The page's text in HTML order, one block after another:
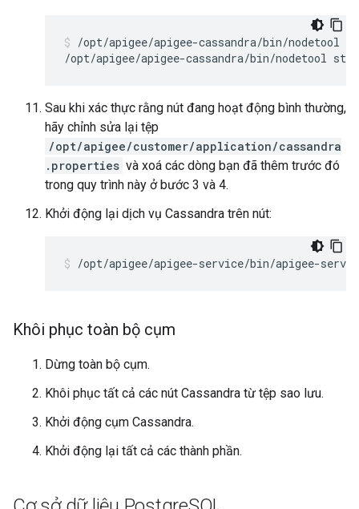
/opt/apigee/apigee-cassandra/bin/nodetool
/opt/apigee/apigee-cassandra/bin/nodetool
Sau khi xác thực rằng nút đang hoạt động bình thường,
hãy chỉnh sửa lại tệp
/opt/apigee/customer/application/cassandra
.properties và xoá các dòng bạn đã thêm trước đó
trong quy trình này ở bước 3 và 4.
Khởi động lại dịch vụ Cassandra trên nút:
/opt/apigee/apigee-service/bin/apigee-
Khôi phục toàn bộ cụm
Dừng toàn bộ cụm.
Khôi phục tất cả các nút Cassandra từ tệp sao lưu.
Khởi động cụm Cassandra.
Khởi động lại tất cả các thành phần.